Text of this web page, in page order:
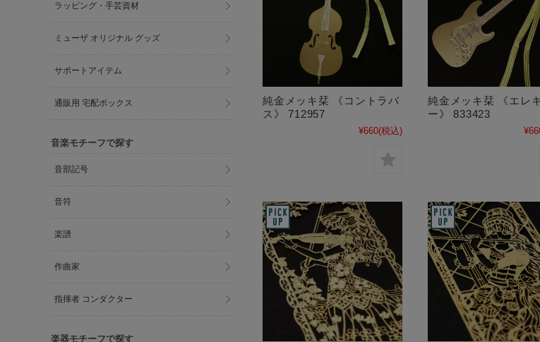
純金メッキ栞 《コントラバ
ス》 712957
¥660(税込)
純金メッキ栞 《エレ
ー》 833423
ラッピング・手芸資材
ミューザ オリジナル グッズ
サポートアイテム
通販用 宅配ボックス
音楽モチーフで探す
音部記号
音符
楽譜
作曲家
指揮者 コンダクター
楽器モチーフで探す